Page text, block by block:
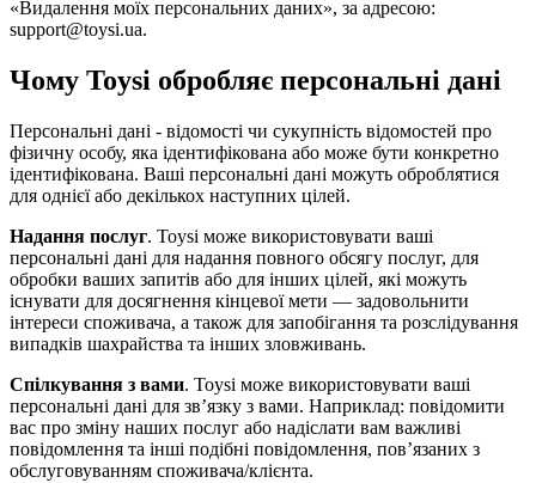
«Видалення моїх персональних даних», за адресою:
support@toysi.ua.
Чому Toysi обробляє персональні дані
Персональні дані - відомості чи сукупність відомостей про
фізичну особу, яка ідентифікована або може бути конкретно
ідентифікована. Ваші персональні дані можуть оброблятися
для однієї або декількох наступних цілей.
Надання послуг. Toysi може використовувати ваші
персональні дані для надання повного обсягу послуг, для
обробки ваших запитів або для інших цілей, які можуть
існувати для досягнення кінцевої мети — задовольнити
інтереси споживача, а також для запобігання та розслідування
випадків шахрайства та інших зловживань.
Спілкування з вами. Toysi може використовувати ваші
персональні дані для зв’язку з вами. Наприклад: повідомити
вас про зміну наших послуг або надіслати вам важливі
повідомлення та інші подібні повідомлення, пов’язаних з
обслуговуванням споживача/клієнта.